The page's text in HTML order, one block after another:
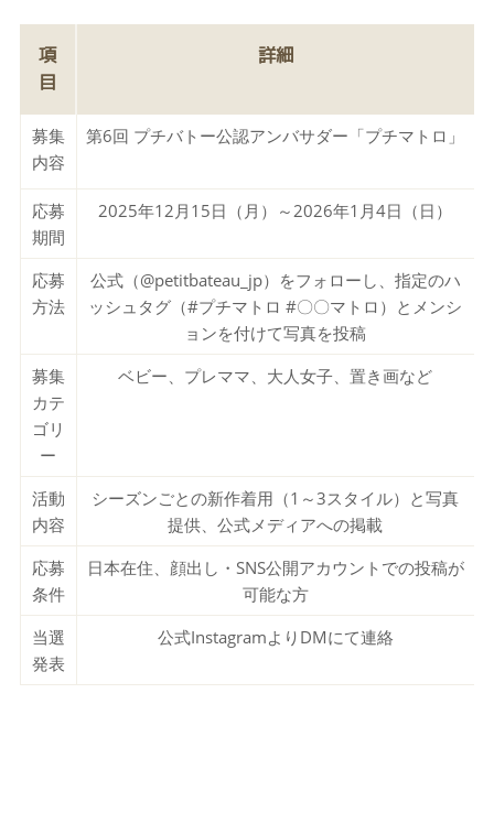
項
目
詳細
募集
内容
第6回 プチバトー公認アンバサダー「プチマトロ」
応募
期間
2025年12月15日（月）～2026年1月4日（日）
応募
方法
公式（@petitbateau_jp）をフォローし、指定のハ
ッシュタグ（#プチマトロ #〇〇マトロ）とメンシ
ョンを付けて写真を投稿
募集
カテ
ゴリ
ー
ベビー、プレママ、大人女子、置き画など
活動
内容
シーズンごとの新作着用（1～3スタイル）と写真
提供、公式メディアへの掲載
応募
条件
日本在住、顔出し・SNS公開アカウントでの投稿が
可能な方
当選
発表
公式InstagramよりDMにて連絡